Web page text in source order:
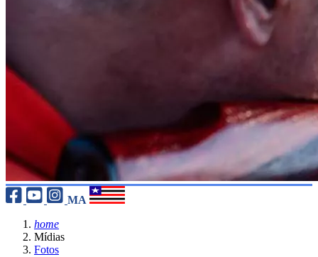
MA
home
Mídias
Fotos